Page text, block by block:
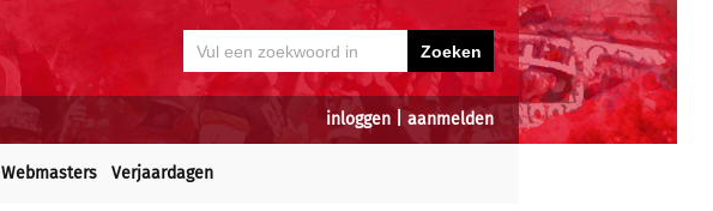
inloggen aanmelden
Webmasters Verjaardagen